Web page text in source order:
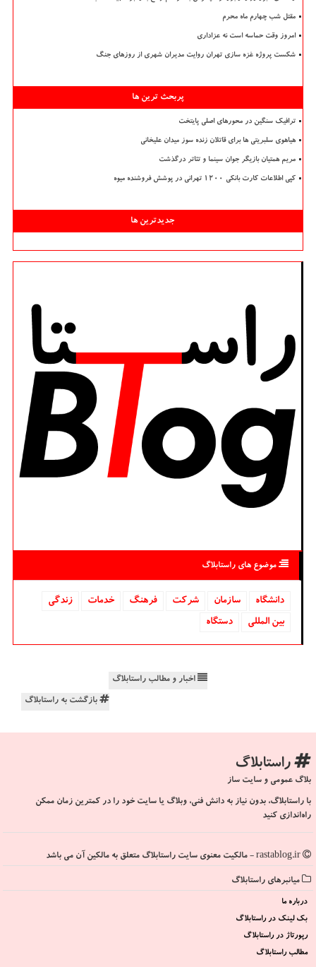
مقتل شب چهارم ماه محرم
امروز وقت حماسه است نه عزاداری
شکست پروژه غزه سازی تهران روایت مدیران شهری از روزهای جنگ
پربحث ترین ها
ترافیک سنگین در محورهای اصلی پایتخت
هیاهوی سلبریتی ها برای قاتلان زنده سوز میدان علیخانی
مریم همتیان بازیگر جوان سینما و تئاتر درگذشت
کپی اطلاعات کارت بانکی ۱۲۰۰ تهرانی در پوشش فروشنده میوه
جدیدترین ها
موضوع های راستابلاگ
دانشگاه‌ سازمان شركت فرهنگ خدمات
زندگی
بین المللی
دستگاه
اخبار و مطالب راستابلاگ
بازگشت به راستابلاگ
راستابلاگ
بلاگ عمومی و سایت ساز
با راستابلاگ، بدون نیاز به دانش فنی، وبلاگ یا سایت خود را در کمترین زمان ممکن
راه‌اندازی کنید
میانبرهای راستابلاگ
درباره ما
بک لینک در راستابلاگ
رپورتاژ در راستابلاگ
مطالب راستابلاگ